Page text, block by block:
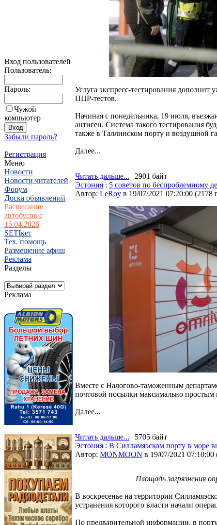
Вход пользователей
Пользователь:
Пароль:
Чужой
компьютер
Забыли пароль?
Регистрация
Меню
Новости
Новости читателей
Форум
Доска объявлений
Расписание
автобусов с
15.04.2026
SETIкет
Тех. помощь
Размещение афиш
Реклама
Разделы
Реклама
Услуга экспресс-тестирования
ПЦР-тестов.
Начиная с понедельника, 19 июля,
антиген. Система такого тестирования
также в Таллинском порту и воздушной
Далее...
Читать дальше... | 2901 байт
Эстония : 5 советов по беспроблемному
Автор: LeRoy в 19/07/2021 07:20:00 (2178
Вместе с Налогово-таможенным
почтовой посылки максимально
Далее...
Читать дальше... | 5705 байт
Эстония : В Силламяэском порту в море
Автор: MONMOON в 19/07/2021 07:10:00
Площадь загрязнения
В воскресенье на территории
устранения которого власти начали
По предварительной информации, в